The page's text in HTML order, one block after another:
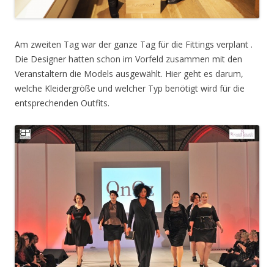
Am zweiten Tag war der ganze Tag für die Fittings verplant .
Die Designer hatten schon im Vorfeld zusammen mit den
Veranstaltern die Models ausgewählt. Hier geht es darum,
welche Kleidergröße und welcher Typ benötigt wird für die
entsprechenden Outfits.